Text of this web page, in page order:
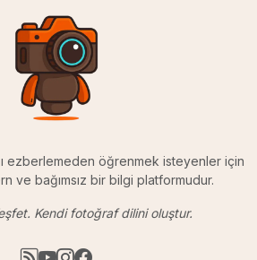
ezberlemeden öğrenmek isteyenler için
ve bağımsız bir bilgi platformudur.
Kendi fotoğraf dilini oluştur.